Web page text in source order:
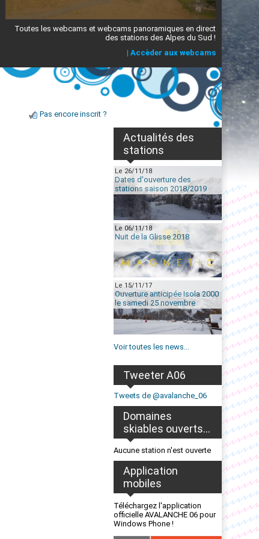
Toutes les webcams et webcams panoramiques en direct
des stations des Alpes du Sud !
| Accèder aux webcams
Pas encore inscrit ?
Actualités des
stations
Le 26/11/18
Dates d'ouverture des
stations saison 2018/2019
Le 06/11/18
Nuit de la Glisse 2018
Le 15/11/17
Ouverture anticipée Isola 2000
le samedi 25 novembre
Voir toutes les news...
Tweeter A06
Tweets de @avalanche_06
Domaines
skiables ouverts...
Aucune station n'est ouverte
Application
mobiles
Téléchargez l'application
officielle AVALANCHE 06 pour
Windows Phone !